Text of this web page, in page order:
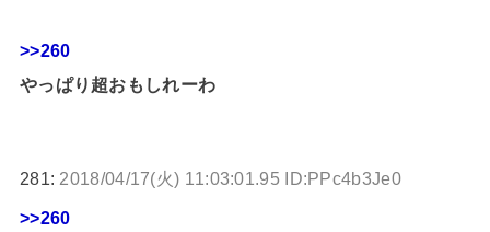
>>260
やっぱり超おもしれーわ
281: 2018/04/17(火) 11:03:01.95 ID:PPc4b3Je0
>>260